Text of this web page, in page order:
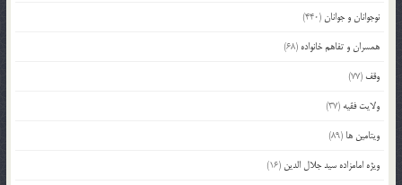
نوجوانان و جوانان(440)
همسران و تفاهم خانواده (68)
وقف (77)
ولایت فقیه (37)
ویتامین ها (89)
ویژه امامزاده سید جلال الدین (16)